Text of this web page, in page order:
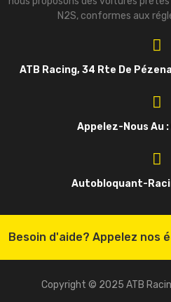
N2S, conformes aux
ATB Racing, 34 Rte De
Appelez-Nous Au
Autobloquant-
Besoin d'aide? Appelez nos
Copyright © 2025 ATB